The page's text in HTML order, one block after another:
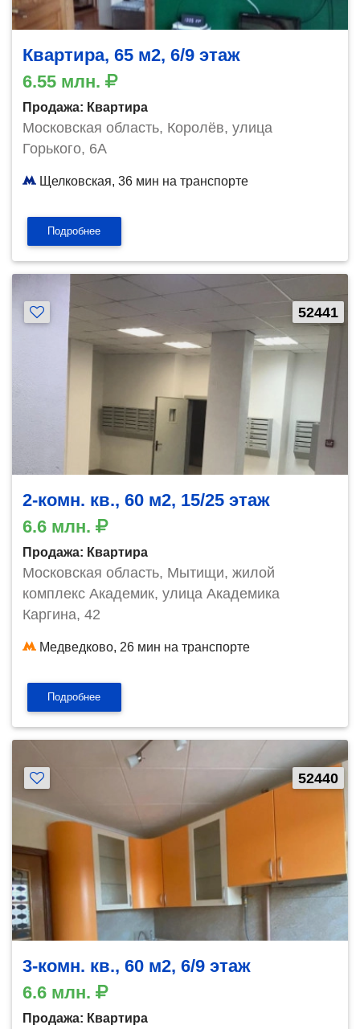
Квартира, 65 м2, 6/9 этаж
6.55 млн.
Продажа: Квартира
Московская область, Королёв, улица
Горького, 6А
Щелковская, 36 мин на транспорте
Подробнее
52441
2-комн. кв., 60 м2, 15/25 этаж
6.6 млн.
Продажа: Квартира
Московская область, Мытищи, жилой
комплекс Академик, улица Академика
Каргина, 42
Медведково, 26 мин на транспорте
Подробнее
52440
3-комн. кв., 60 м2, 6/9 этаж
6.6 млн.
Продажа: Квартира